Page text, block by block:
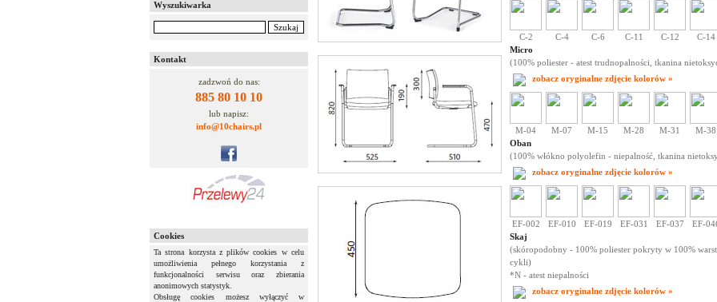
Wyszukiwarka
Kontakt
zadzwoń do nas:
885 80 10 10
lub napisz:
info@10chairs.pl
Cookies
Ta strona korzysta z plików cookies w celu
umożliwienia pełnego korzystania z
funkcjonalności serwisu oraz zbierania
anonimowych statystyk.
Obsługę cookies możesz wyłączyć w
C-2 C-4 C-6 C-11 C-12
C-14
Micro
(100% poliester - atest trudnopalności, tkanina
zobacz oryginalne zdjęcie kolorów »
M-04 M-07 M-15 M-28 M-31
M-38
Oban
(100% włókno polyolefin - niepalność, tkanina
zobacz oryginalne zdjęcie kolorów »
EF-002 EF-010 EF-019 EF-031 EF-037
EF-
Skaj
(skóropodobny - 100% poliester pokryty w 100%
cykli)
*N - atest niepalności
zobacz oryginalne zdjęcie kolorów »